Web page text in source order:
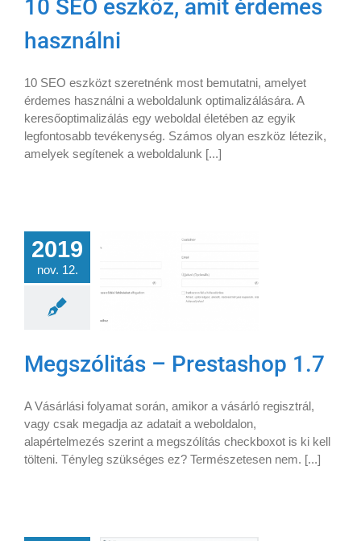
10 SEO eszköz, amit érdemes
használni
10 SEO eszközt szeretnénk most bemutatni, amelyet
érdemes használni a weboldalunk optimalizálására. A
keresőoptimalizálás egy weboldal életében az egyik
legfontosabb tevékenység. Számos olyan eszköz létezik,
amelyek segítenek a weboldalunk [...]
2019
nov. 12.
Megszólitás – Prestashop 1.7
A Vásárlási folyamat során, amikor a vásárló regisztrál,
vagy csak megadja az adatait a weboldalon,
alapértelmezés szerint a megszólítás checkboxot is ki kell
tölteni. Tényleg szükséges ez? Természetesen nem. [...]